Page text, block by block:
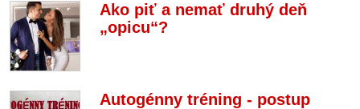
Ako piť a nemať druhý deň
„opicu“?
Autogénny tréning - postup